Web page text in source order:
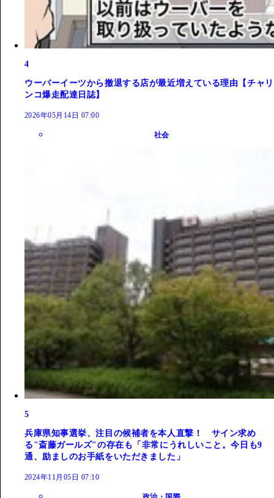
4
ウーバーイーツから撤退する店が最近増えている理由【チャリ
ンコ爆走配達日誌】
2026年05月14日 07:00
社会
5
兵庫県知事選挙、注目の候補者を本人直撃！ サイン求め
る"斎藤ガールズ"の存在も「非常にうれしいこと。今日も9
通、励ましのお手紙をいただきました」
2024年11月05日 07:10